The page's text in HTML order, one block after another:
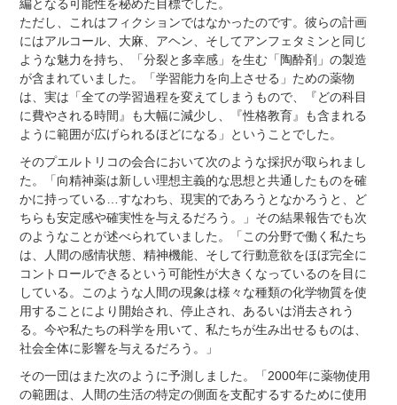
編となる可能性を秘めた目標でした。
ただし、これはフィクションではなかったのです。彼らの計画
にはアルコール、大麻、アヘン、そしてアンフェタミンと同じ
ような魅力を持ち、「分裂と多幸感」を生む「陶酔剤」の製造
が含まれていました。「学習能力を向上させる」ための薬物
は、実は「全ての学習過程を変えてしまうもので、『どの科目
に費やされる時間』も大幅に減少し、『性格教育』も含まれる
ように範囲が広げられるほどになる」ということでした。
そのプエルトリコの会合において次のような採択が取られまし
た。「向精神薬は新しい理想主義的な思想と共通したものを確
かに持っている…すなわち、現実的であろうとなかろうと、ど
ちらも安定感や確実性を与えるだろう。」その結果報告でも次
のようなことが述べられていました。「この分野で働く私たち
は、人間の感情状態、精神機能、そして行動意欲をほぼ完全に
コントロールできるという可能性が大きくなっているのを目に
している。このような人間の現象は様々な種類の化学物質を使
用することにより開始され、停止され、あるいは消去されう
る。今や私たちの科学を用いて、私たちが生み出せるものは、
社会全体に影響を与えるだろう。」
その一団はまた次のように予測しました。「2000年に薬物使用
の範囲は、人間の生活の特定の側面を支配するするために使用